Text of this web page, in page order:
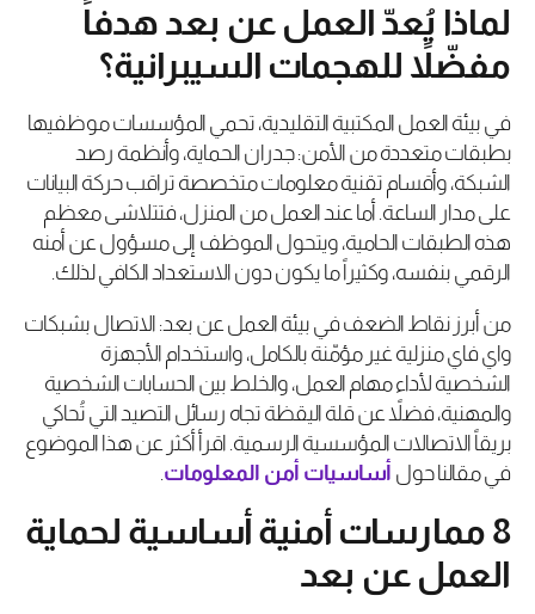
لماذا يُعدّ العمل عن بعد هدفاً
مفضّلاً للهجمات السيبرانية؟
في بيئة العمل المكتبية التقليدية، تحمي المؤسسات موظفيها
بطبقات متعددة من الأمن: جدران الحماية، وأنظمة رصد
الشبكة، وأقسام تقنية معلومات متخصصة تراقب حركة البيانات
على مدار الساعة. أما عند العمل من المنزل، فتتلاشى معظم
هذه الطبقات الحامية، ويتحول الموظف إلى مسؤول عن أمنه
الرقمي بنفسه، وكثيراً ما يكون دون الاستعداد الكافي لذلك.
من أبرز نقاط الضعف في بيئة العمل عن بعد: الاتصال بشبكات
واي فاي منزلية غير مؤمّنة بالكامل، واستخدام الأجهزة
الشخصية لأداء مهام العمل، والخلط بين الحسابات الشخصية
والمهنية، فضلاً عن قلة اليقظة تجاه رسائل التصيد التي تُحاكي
بريقاً الاتصالات المؤسسية الرسمية. اقرأ أكثر عن هذا الموضوع
في مقالنا حول أساسيات أمن المعلومات
8 ممارسات أمنية أساسية لحماية
العمل عن بعد